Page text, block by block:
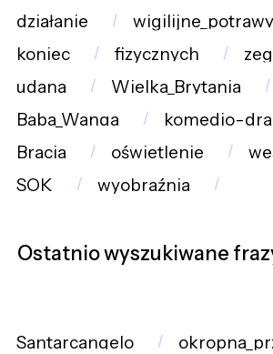
działanie
wigilijne_potrawy
koniec
fizycznych
udana
Wielka_Brytania
Baba_Wanga
komedio-
Bracia
oświetlenie
SOK
wyobraźnia
Ostatnio wyszukiwane
Santarcangelo